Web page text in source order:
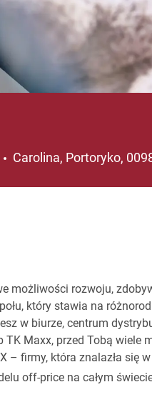
Lokalizacja
Carolina, Portoryko,
możliwości rozwoju,
który stawia na
w biurze, centrum
TK Maxx, przed Tobą
– firmy, która znalazła się
off-price na całym